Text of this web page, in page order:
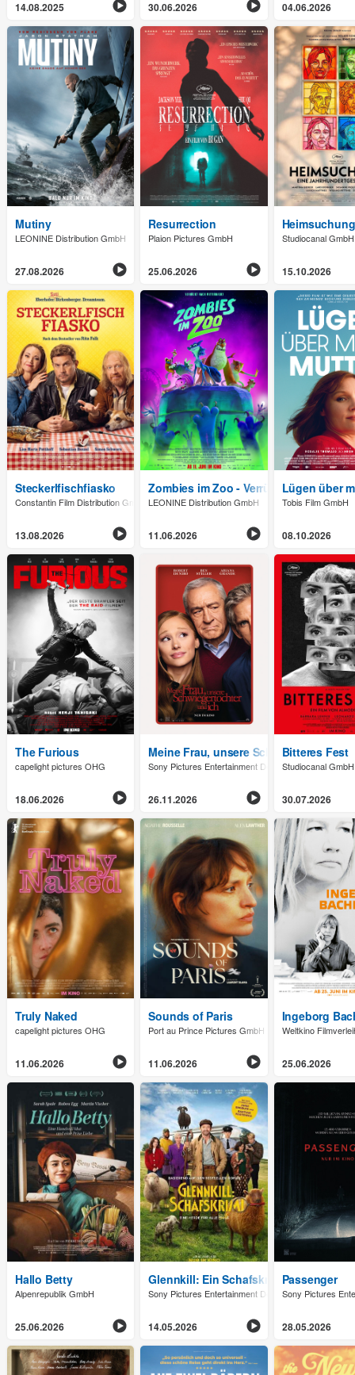
14.08.2025 30.06.2026 04.06.2026
Mutiny
LEONINE Distribution GmbH
27.08.2026
Resurrection
Plaion Pictures GmbH
25.06.2026
Studiocanal GmbH
15.10.2026
Steckerlfischfiasko
Constantin Film Distribution GmbH
13.08.2026
Zombies im Zoo - Verrückt nach
LEONINE Distribution GmbH
11.06.2026
Lügen über
Tobis Film GmbH
08.10.2026
The Furious
capelight pictures OHG
18.06.2026
Meine Frau, unsere Schwiegertochter
Sony Pictures Entertainment Deutschland GmbH
26.11.2026
Bitteres Fest
Studiocanal GmbH
30.07.2026
Truly Naked
capelight pictures OHG
11.06.2026
Sounds of Paris
Port au Prince Pictures GmbH
11.06.2026
Ingeborg
Weltkino
25.06.2026
Hallo Betty
Alpenrepublik GmbH
25.06.2026
Glennkill: Ein Schafskrimi
Sony Pictures Entertainment Deutschland GmbH
14.05.2026
Passenger
Sony Pictures
28.05.2026